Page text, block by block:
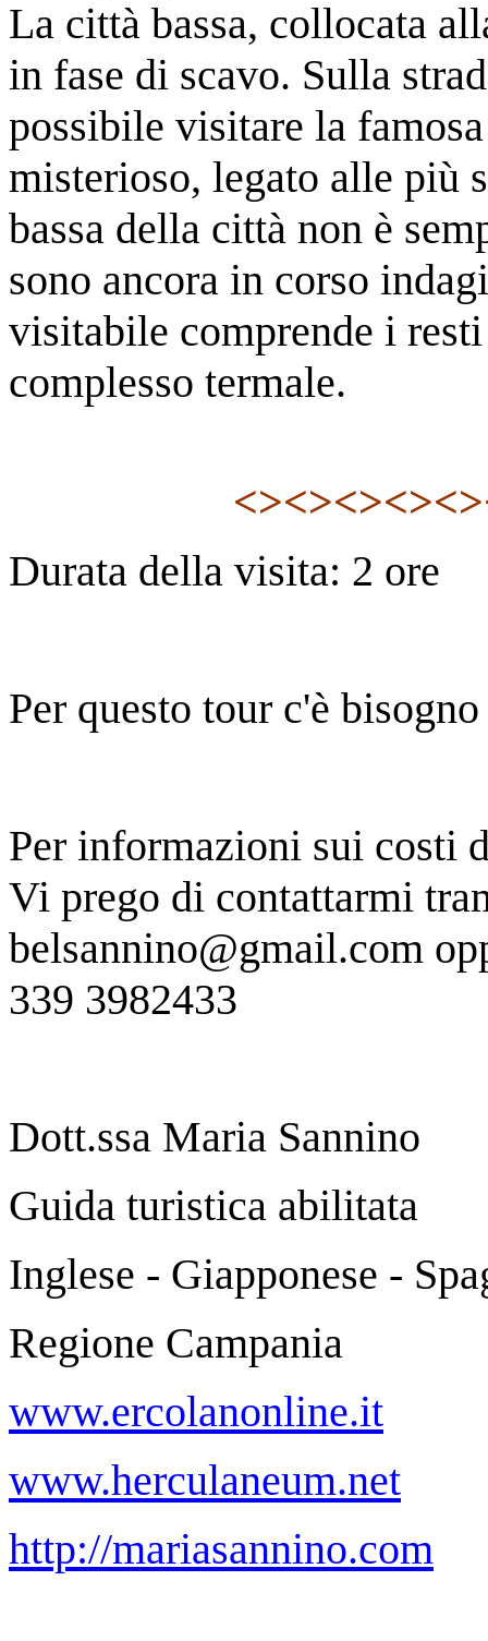
La città bassa, collocata
in fase di scavo. Sulla
possibile visitare la
misterioso, legato alle più
bassa della città non è
sono ancora in corso
visitabile comprende i
complesso termale.
Durata della visita: 2 ore
Per questo tour c'è
Per informazioni sui costi
Vi prego di contattarmi
belsannino@gmail.com
339 3982433
Dott.ssa Maria Sannino
Guida turistica abilitata
Inglese - Giapponese -
Regione Campania
www.ercolanonline.it
www.herculaneum.net
http://mariasannino.com